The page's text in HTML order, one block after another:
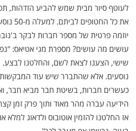
לעוטף סיור מבית שמש להביע הזדהות,
את כל
יוזמה פרטית של מספר חברות לבקר
עושים מה עושים? מספרת מגי אטיאס:
נוסעים. אלא שהתברר שיש עוד
כעשרים חברות, בשיטת חבר מביא חבר,
אז החלטנו להזמין אוטובוס ולדאוג למלא